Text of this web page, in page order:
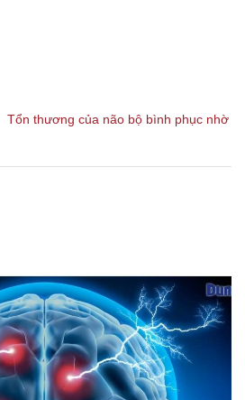
Tổn thương của não bộ bình phục nhờ